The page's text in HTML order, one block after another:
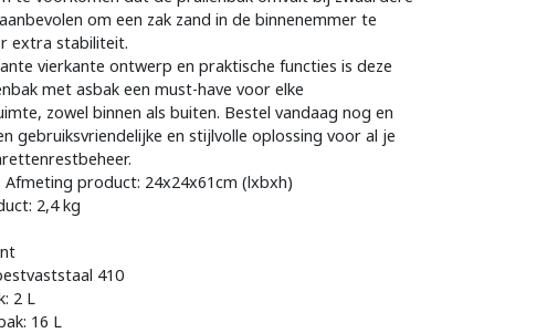
om een zak zand in de binnenemmer te
extra stabiliteit.
vierkante ontwerp en praktische functies is deze
met asbak een must-have voor elke
zowel binnen als buiten. Bestel vandaag nog en
gebruiksvriendelijke en stijlvolle oplossing voor al je
Afmeting product: 24x24x61cm (lxbxh)
2,4 kg
410
2 L
16 L